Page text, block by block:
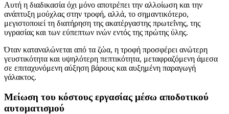
Αυτή η διαδικασία όχι μόνο αποτρέπει την αλλοίωση και την
ανάπτυξη μούχλας στην τροφή, αλλά, το σημαντικότερο,
μεγιστοποιεί τη διατήρηση της ακατέργαστης πρωτεΐνης, της
υγρασίας και των εύπεπτων ινών εντός της πρώτης ύλης.
Όταν καταναλώνεται από τα ζώα, η τροφή προσφέρει ανώτερη
γευστικότητα και υψηλότερη πεπτικότητα, μεταφραζόμενη άμεσα
σε επιταχυνόμενη αύξηση βάρους και αυξημένη παραγωγή
γάλακτος.
Μείωση του κόστους εργασίας μέσω αποδοτικού
αυτοματισμού